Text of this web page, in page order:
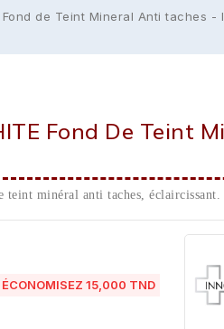
Fond de Teint Mineral Anti taches -
Fond De Teint
teint minéral anti taches, éclaircissant.
ÉCONOMISEZ 15,000 TND